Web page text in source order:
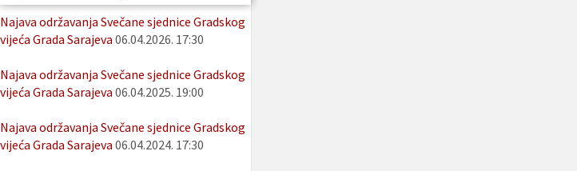
Najava održavanja Svečane sjednice Gradskog
vijeća Grada Sarajeva 06.04.2026. 17:30
Najava održavanja Svečane sjednice Gradskog
vijeća Grada Sarajeva 06.04.2025. 19:00
Najava održavanja Svečane sjednice Gradskog
vijeća Grada Sarajeva 06.04.2024. 17:30